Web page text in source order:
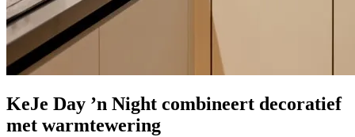
KeJe Day ’n Night combineert decoratief
met warmtewering